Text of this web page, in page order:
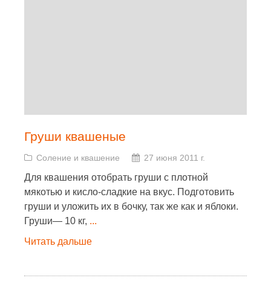
Груши квашеные
Соление и квашение 27 июня 2011 г.
Для квашения отобрать груши с плотной
мякотью и кисло-сладкие на вкус. Подготовить
груши и уложить их в бочку, так же как и яблоки.
Груши— 10 кг, ...
Читать дальше